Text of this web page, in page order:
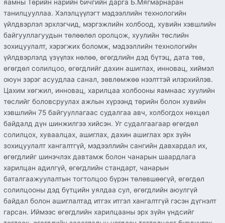
яамны Төрийн нарийн бичгийн дарга Б.Мягмарнаран
танилцууллаа. Хэлэлцүүлэгт мэдээллийн технологийн
үйлдвэрлэл эрхлэгчид, мэргэжлийн холбоод, хувийн хэвшлийн
байгууллагуудын төлөөлөл оролцож, хуулийн төслийн
зохицуулалт, хэрэгжих боломж, мэдээллийн технологийн
үйлдвэрлэлд үзүүлэх нөлөө, өгөгдлийн дэд бүтэц, дата төв,
өгөгдөл солилцоо, өгөгдлийг дахин ашиглах, инновац, хиймэл
оюун зэрэг асуудлаа санал, зөвлөмжөө нээлттэй илэрхийлэв.
Цахим хөгжил, инновац, харилцаа холбооны яамнаас хуулийн
төслийг боловсруулах ажлын хүрээнд төрийн болон хувийн
хэвшлийн 75 байгууллагаас судалгаа авч, холбогдох нөхцөл
байдалд дүн шинжилгээ хийсэн. Уг судалгаагаар өгөгдөл
солилцох, хуваалцах, ашиглах, дахин ашиглах эрх зүйн
зохицуулалт хангалтгүй, мэдээллийн сангийн давхардал их,
өгөгдлийг шинэчлэх давтамж болон чанарын шаардлага
харилцан адилгүй, өгөгдлийн стандарт, чанарын
баталгаажуулалтын тогтолцоо бүрэн төлөвшөөгүй, өгөгдөл
солилцооны дэд бүтцийн уялдаа сул, өгөгдлийн аюулгүй
байдал болон ашиглалтад итгэх итгэл хангалтгүй гэсэн дүгнэлт
гарсан. Иймээс өгөгдлийн харилцааны эрх зүйн үндсийг